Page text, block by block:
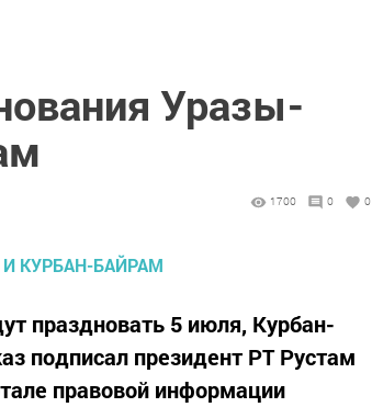
Уразы-
1700 0 0
праздновать 5 июля, Курбан-
подписал президент РТ Рустам
правовой информации